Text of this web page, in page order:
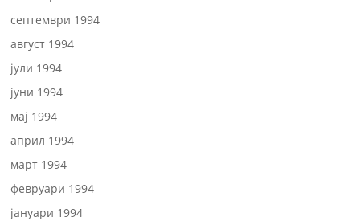
септември 1994
август 1994
јули 1994
јуни 1994
мај 1994
април 1994
март 1994
февруари 1994
јануари 1994